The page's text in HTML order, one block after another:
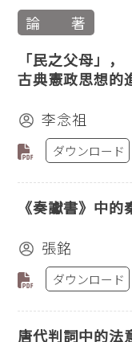
論 著
「民之父母」
古典憲政思想的
李念祖
ダウンロード
《奏讞書》中
張銘
ダウンロード
唐代判詞中的